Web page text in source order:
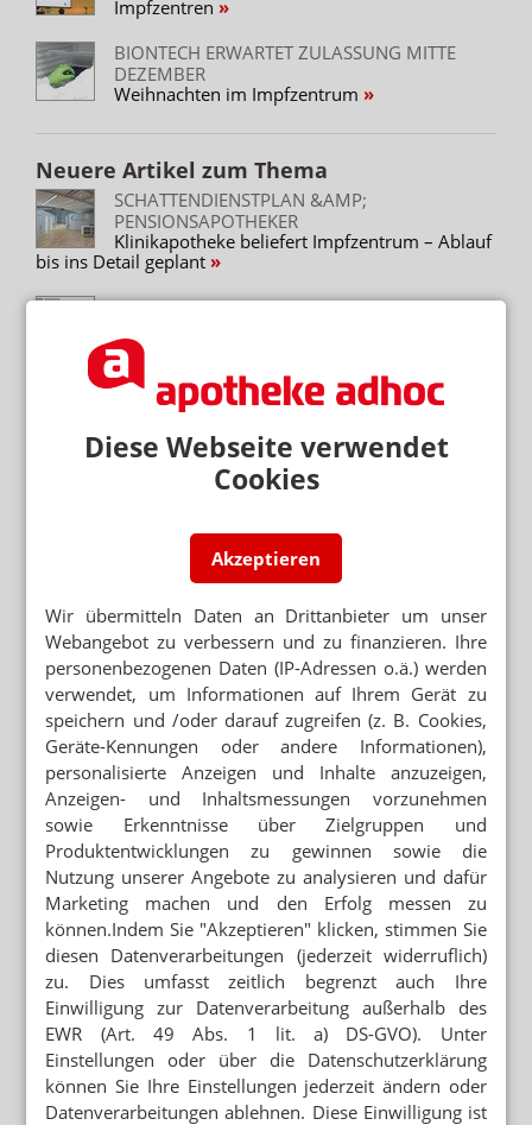
Diese Webseite verwendet
Cookies
Akzeptieren
Wir übermitteln Daten an Drittanbieter um unser
Webangebot zu verbessern und zu finanzieren. Ihre
personenbezogenen Daten (IP-Adressen o.ä.) werden
verwendet, um Informationen auf Ihrem Gerät zu
speichern und /oder darauf zugreifen (z. B. Cookies,
Geräte-Kennungen oder andere Informationen),
personalisierte Anzeigen und Inhalte anzuzeigen,
Anzeigen- und Inhaltsmessungen vorzunehmen
sowie Erkenntnisse über Zielgruppen und
Produktentwicklungen zu gewinnen sowie die
Nutzung unserer Angebote zu analysieren und dafür
Marketing machen und den Erfolg messen zu
können.Indem Sie "Akzeptieren" klicken, stimmen Sie
diesen Datenverarbeitungen (jederzeit widerruflich)
zu. Dies umfasst zeitlich begrenzt auch Ihre
Einwilligung zur Datenverarbeitung außerhalb des
EWR (Art. 49 Abs. 1 lit. a) DS-GVO). Unter
Einstellungen oder über die Datenschutzerklärung
können Sie Ihre Einstellungen jederzeit ändern oder
Datenverarbeitungen ablehnen. Diese Einwilligung ist
Impfzentren
BIONTECH ERWARTET ZULASSUNG MITTE
DEZEMBER
Weihnachten im Impfzentrum
Neuere Artikel zum Thema
SCHATTENDIENSTPLAN &AMP;
PENSIONSAPOTHEKER
Klinikapotheke beliefert Impfzentrum – Ablauf
bis ins Detail geplant
BERLIN
PTA
ADHOC24
Impfpersonal in Hessen / Makelverbot vor
Gericht / Botendienstportal
KEIN IMPFSTOFF VOR WEIHNACHTEN
„Kommt die Zulassung, kommt sie am 28.
CORONA-PANDEMIE
Expertin sieht Lücken bei Impfstoffverteilung
Mehr zum Thema
NEM FÜR ERWACHSENDE VERABREICHT
Wieder Vitamin-D-Vergiftung bei Säugling
STREICHUNG DER ERSTATTUNGSFÄHIGKEIT
Cannabisversorgung: Lob für GKV und KBV
PREISSENKUNG NACH BESTELLUNG
Monatswechsel: Apotheke verliert 2000 Euro
Mehr aus Ressort
ANREIBUNG 1:9
Budesonid-Zäpfchen: Mannitol statt Dextrin
DAC/NRF
Salicylsäure: Neue Vorschriften für Dithranol